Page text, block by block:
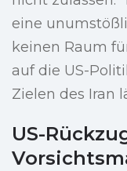
eine
keinen Raum
auf die US-
Zielen des Iran
US-